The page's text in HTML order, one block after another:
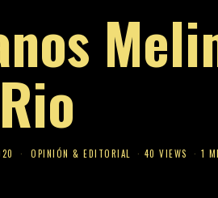
Rio
OPINIÓN & EDITORIAL 40 VIEWS 1